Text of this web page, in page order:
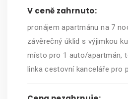
V ceně zahrnuto:
pronájem apartmánu na 7
závěrečný úklid s výjimkou
místo pro 1 auto/apartmán,
linka cestovní kanceláře pro